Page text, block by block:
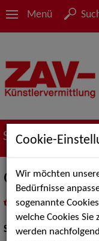
Menü
Suche nach
Gregory B.
inMeine Merkliste
Schauspiel:Bühne
Cookie-
Wir möchten
Bedürfnisse
sogenannte
welche Cookies Sie
werden